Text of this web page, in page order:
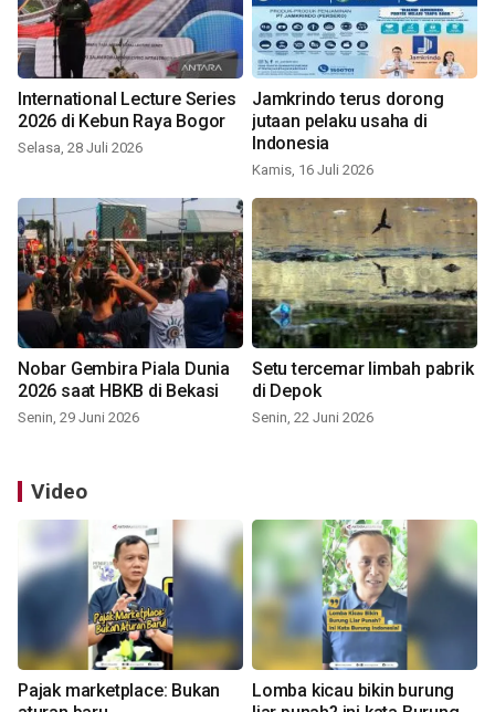
International Lecture Series
2026 di Kebun Raya Bogor
Selasa, 28 Juli 2026
Jamkrindo terus dorong
jutaan pelaku usaha di
Indonesia
Kamis, 16 Juli 2026
Nobar Gembira Piala Dunia
2026 saat HBKB di Bekasi
Senin, 29 Juni 2026
Setu tercemar limbah pabrik
di Depok
Senin, 22 Juni 2026
Video
Pajak marketplace: Bukan
Lomba kicau bikin burung